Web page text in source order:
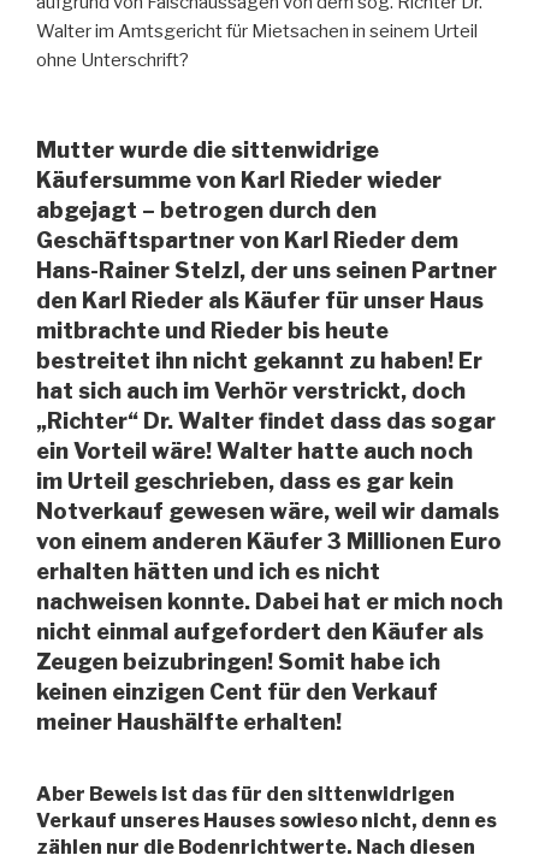
Walter im Amtsgericht für Mietsachen in seinem Urteil
ohne Unterschrift?
Mutter wurde die sittenwidrige
Käufersumme von Karl Rieder wieder
abgejagt – betrogen durch den
Geschäftspartner von Karl Rieder dem
Hans-Rainer Stelzl, der uns seinen Partner
den Karl Rieder als Käufer für unser Haus
mitbrachte und Rieder bis heute
bestreitet ihn nicht gekannt zu haben! Er
hat sich auch im Verhör verstrickt, doch
„Richter“ Dr. Walter findet dass das sogar
ein Vorteil wäre! Walter hatte auch noch
im Urteil geschrieben, dass es gar kein
Notverkauf gewesen wäre, weil wir damals
von einem anderen Käufer 3 Millionen Euro
erhalten hätten und ich es nicht
nachweisen konnte. Dabei hat er mich noch
nicht einmal aufgefordert den Käufer als
Zeugen beizubringen! Somit habe ich
keinen einzigen Cent für den Verkauf
meiner Haushälfte erhalten!
Aber Beweis ist das für den sittenwidrigen
Verkauf unseres Hauses sowieso nicht, denn es
zählen nur die Bodenrichtwerte. Nach diesen